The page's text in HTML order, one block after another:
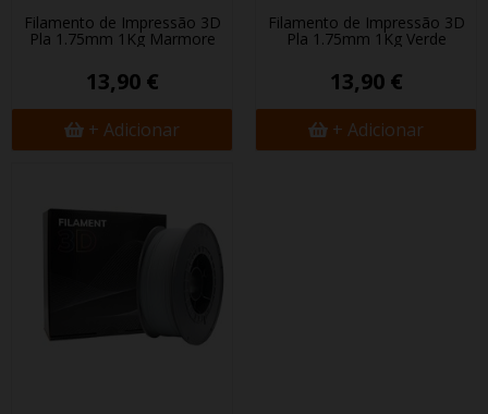
Filamento de Impressão 3D
Pla 1.75mm 1Kg Marmore
13,90 €
+ Adicionar
Filamento de Impressão 3D
Pla 1.75mm 1Kg Verde
13,90 €
+ Adicionar